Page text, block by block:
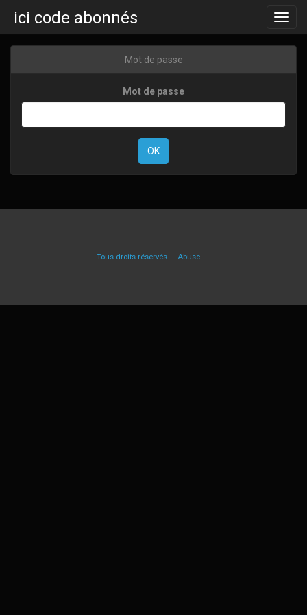
ici code abonnés
Mot de passe
Mot de passe
Tous droits réservés Abuse